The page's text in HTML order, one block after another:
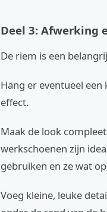
Deel 3: Afwerking
De riem is een
Hang er eventueel
effect.
Maak de look
werkschoenen zijn
gebruiken en ze wat
Voeg kleine, leuke